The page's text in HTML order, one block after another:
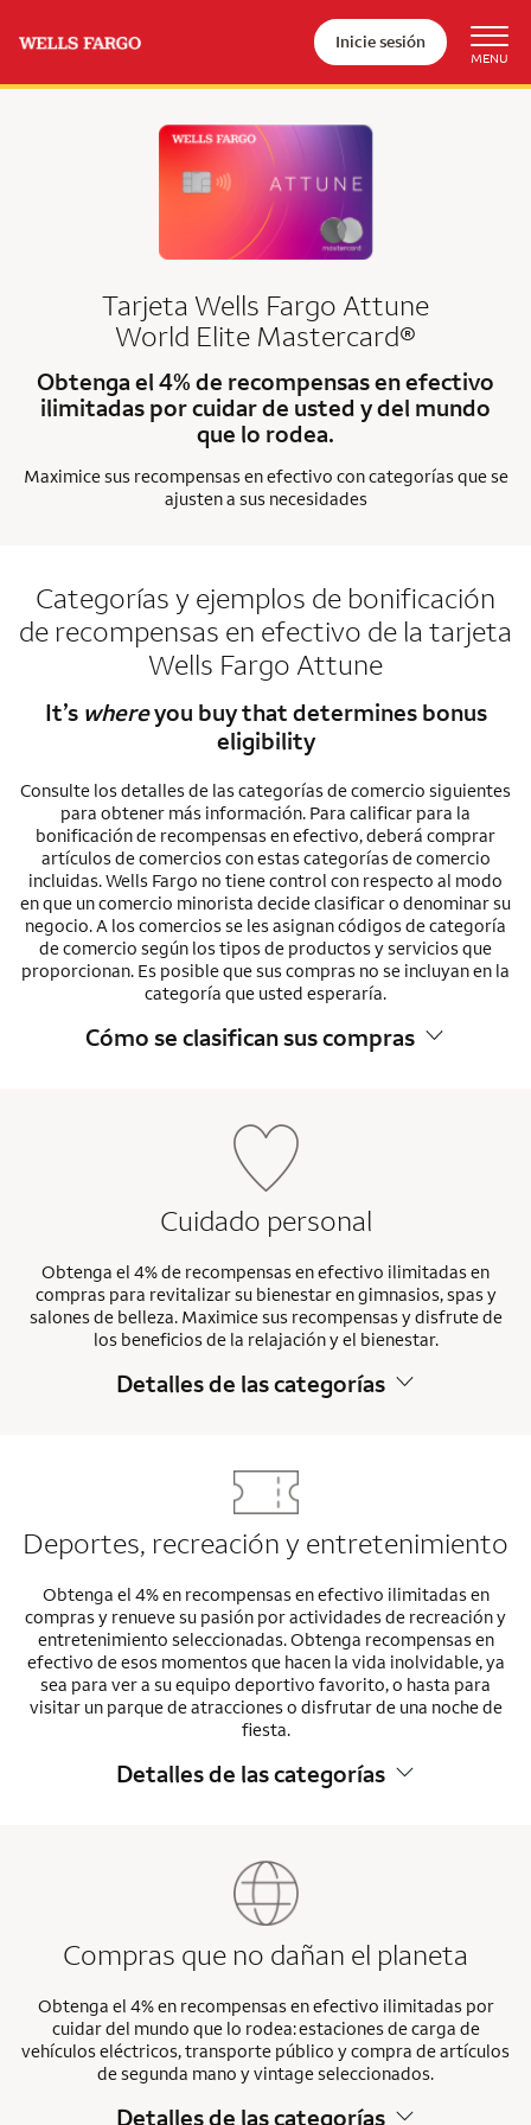
Inicie sesión
Tarjeta Wells Fargo Attune
World Elite Mastercard®
Obtenga el 4% de recompensas en efectivo
ilimitadas por cuidar de usted y del mundo
que lo rodea.
Maximice sus recompensas en efectivo con categorías que se
ajusten a sus necesidades
Categorías y ejemplos de bonificación
de recompensas en efectivo de la tarjeta
Wells Fargo Attune
It’s whereyou buy that determines bonus
eligibility
Consulte los detalles de las categorías de comercio siguientes
para obtener más información. Para calificar para la
bonificación de recompensas en efectivo, deberá comprar
artículos de comercios con estas categorías de comercio
incluidas. Wells Fargo no tiene control con respecto al modo
en que un comercio minorista decide clasificar o denominar su
negocio. A los comercios se les asignan códigos de categoría
de comercio según los tipos de productos y servicios que
proporcionan. Es posible que sus compras no se incluyan en la
categoría que usted esperaría.
Cómo se clasifican sus compras
Cuidado personal
Obtenga el 4% de recompensas en efectivo ilimitadas en
compras para revitalizar su bienestar en gimnasios, spas y
salones de belleza. Maximice sus recompensas y disfrute de
los beneficios de la relajación y el bienestar.
Detalles de las categorías
Deportes, recreación y entretenimiento
Obtenga el 4% en recompensas en efectivo ilimitadas en
compras y renueve su pasión por actividades de recreación y
entretenimiento seleccionadas. Obtenga recompensas en
efectivo de esos momentos que hacen la vida inolvidable, ya
sea para ver a su equipo deportivo favorito, o hasta para
visitar un parque de atracciones o disfrutar de una noche de
fiesta.
Detalles de las categorías
Compras que no dañan el planeta
Obtenga el 4% en recompensas en efectivo ilimitadas por
cuidar del mundo que lo rodea: estaciones de carga de
vehículos eléctricos, transporte público y compra de artículos
de segunda mano y vintage seleccionados.
Detalles de las categorías